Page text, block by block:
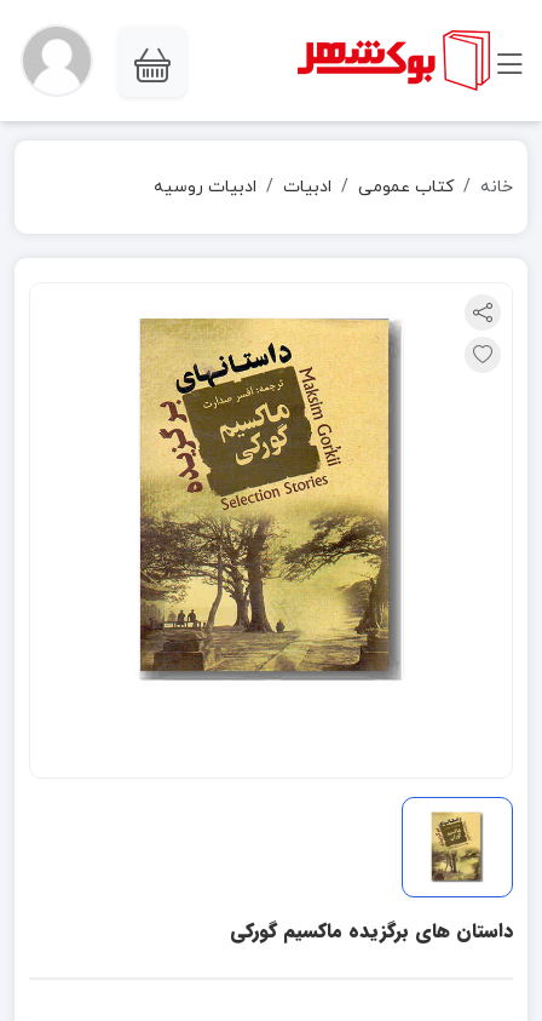
خانه کتاب عمومی ادبیات ادبیات روسیه
داستان های برگزیده ماکسیم گورکی